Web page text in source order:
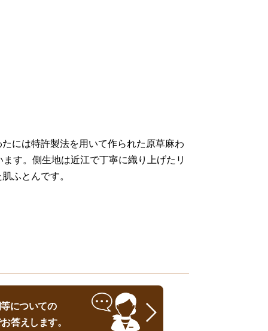
には特許製法を用いて作られた原草麻わ
す。側生地は近江で丁寧に織り上げたリ
ふとんです。
についての
答えします。